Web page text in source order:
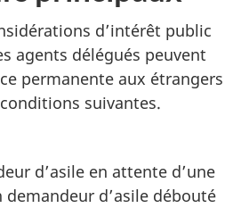
d’intérêt public
agents délégués peuvent
permanente aux étrangers
suivantes.
d’asile en attente d’une
demandeur d’asile débouté